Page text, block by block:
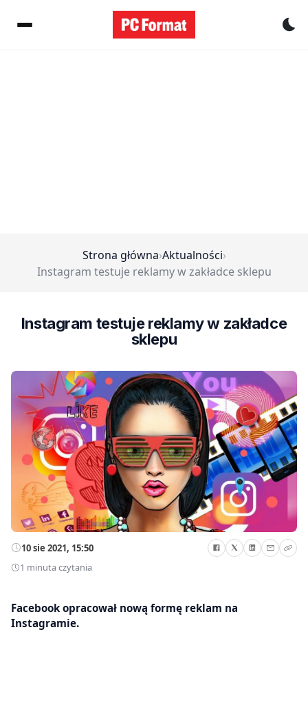
Strona główna›Aktualności›
Instagram testuje reklamy w zakładce sklepu
Instagram testuje reklamy w zakładce
sklepu
10 sie 2021, 15:50
1 minuta czytania
Facebook opracował nową formę reklam na
Instagramie.